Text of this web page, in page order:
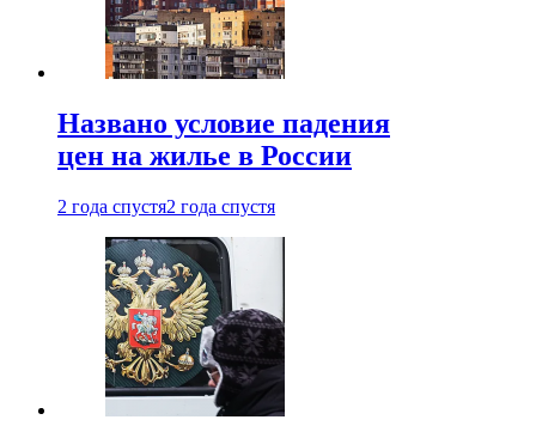
Названо условие падения
цен на жилье в России
2 года спустя2 года спустя